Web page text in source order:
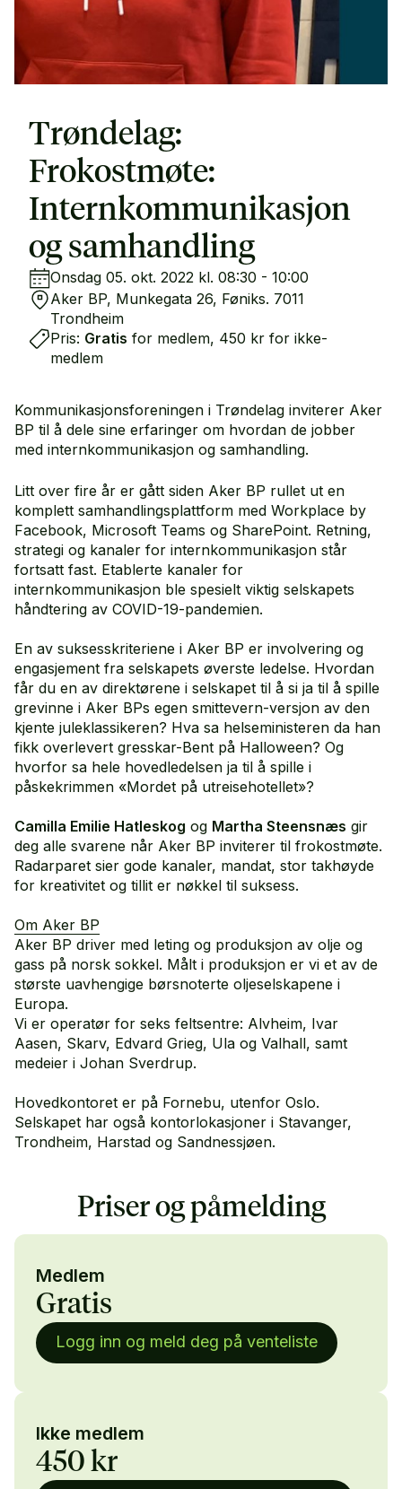
Trøndelag:
Frokostmøte:
Internkommunikasjon
og samhandling
Onsdag 05. okt. 2022 kl. 08:30 - 10:00
Aker BP, Munkegata 26, Føniks. 7011
Trondheim
Pris: Gratis for medlem, 450 kr for ikke-
medlem
Kommunikasjonsforeningen i Trøndelag inviterer Aker
BP til å dele sine erfaringer om hvordan de jobber
med internkommunikasjon og samhandling.
Litt over fire år er gått siden Aker BP rullet ut en
komplett samhandlingsplattform med Workplace by
Facebook, Microsoft Teams og SharePoint. Retning,
strategi og kanaler for internkommunikasjon står
fortsatt fast. Etablerte kanaler for
internkommunikasjon ble spesielt viktig selskapets
håndtering av COVID-19-pandemien.
En av suksesskriteriene i Aker BP er involvering og
engasjement fra selskapets øverste ledelse. Hvordan
får du en av direktørene i selskapet til å si ja til å spille
grevinne i Aker BPs egen smittevern-versjon av den
kjente juleklassikeren? Hva sa helseministeren da han
fikk overlevert gresskar-Bent på Halloween? Og
hvorfor sa hele hovedledelsen ja til å spille i
påskekrimmen «Mordet på utreisehotellet»?
Camilla Emilie Hatleskog og Martha Steensnæs gir
deg alle svarene når Aker BP inviterer til frokostmøte.
Radarparet sier gode kanaler, mandat, stor takhøyde
for kreativitet og tillit er nøkkel til suksess.
Om Aker BP
Aker BP driver med leting og produksjon av olje og
gass på norsk sokkel. Målt i produksjon er vi et av de
største uavhengige børsnoterte oljeselskapene i
Europa.
Vi er operatør for seks feltsentre: Alvheim, Ivar
Aasen, Skarv, Edvard Grieg, Ula og Valhall, samt
medeier i Johan Sverdrup.
Hovedkontoret er på Fornebu, utenfor Oslo.
Selskapet har også kontorlokasjoner i Stavanger,
Trondheim, Harstad og Sandnessjøen.
Priser og påmelding
Medlem
Gratis
Logg inn og meld deg på venteliste
Ikke medlem
450 kr